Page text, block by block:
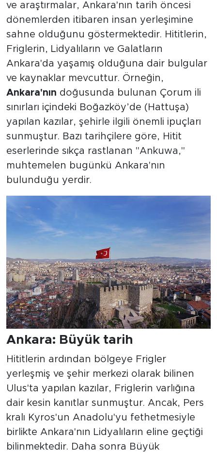
ve araştırmalar, Ankara'nın tarih öncesi
dönemlerden itibaren insan yerleşimine
sahne olduğunu göstermektedir. Hititlerin,
Friglerin, Lidyalıların ve Galatların
Ankara'da yaşamış olduğuna dair bulgular
ve kaynaklar mevcuttur. Örneğin,
Ankara'nın doğusunda bulunan Çorum ili
sınırları içindeki Boğazköy’de (Hattuşa)
yapılan kazılar, şehirle ilgili önemli ipuçları
sunmuştur. Bazı tarihçilere göre, Hitit
eserlerinde sıkça rastlanan "Ankuwa,"
muhtemelen bugünkü Ankara'nın
bulunduğu yerdir.
Ankara: Büyük tarih
Hititlerin ardından bölgeye Frigler
yerleşmiş ve şehir merkezi olarak bilinen
Ulus'ta yapılan kazılar, Friglerin varlığına
dair kesin kanıtlar sunmuştur. Ancak, Pers
kralı Kyros'un Anadolu'yu fethetmesiyle
birlikte Ankara'nın Lidyalıların eline geçtiği
bilinmektedir. Daha sonra Büyük